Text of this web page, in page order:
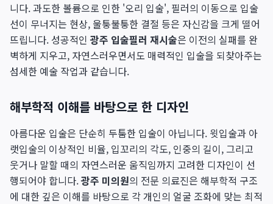
니다. 과도한 볼륨으로 인한 '오리 입술', 필러의 이동으로 입술
선이 무너지는 현상, 울퉁불퉁한 결절 등은 자신감을 크게 떨어
뜨립니다. 성공적인광주 입술필러 재시술은 이전의 실패를 완
벽하게 지우고, 자연스러우면서도 매력적인 입술을 되찾아주는
섬세한 예술 작업과 같습니다.
해부학적 이해를 바탕으로 한 디자인
아름다운 입술은 단순히 두툼한 입술이 아닙니다. 윗입술과 아
랫입술의 이상적인 비율, 입꼬리의 각도, 인중의 길이, 그리고
웃거나 말할 때의 자연스러운 움직임까지 고려한 디자인이 선
행되어야 합니다.광주 미의원의 전문 의료진은 해부학적 구조
에 대한 깊은 이해를 바탕으로 각 개인의 얼굴 조화에 맞는 최적